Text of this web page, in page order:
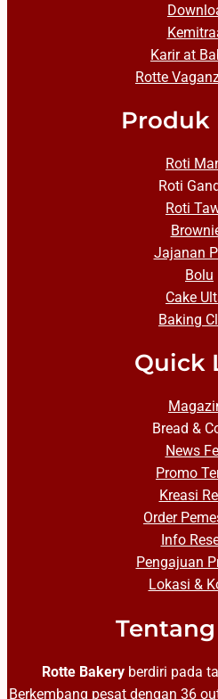
Karir at
Rotte
Produk
Roti
Roti
Roti
Jajanan
Bolu
Cake
Baking
Quick
Bread &
News
Promo
Kreasi
Order
Info
Pengajuan
Lokasi &
Rotte Bakery berdiri pada
Berkembang pesat dengan 36